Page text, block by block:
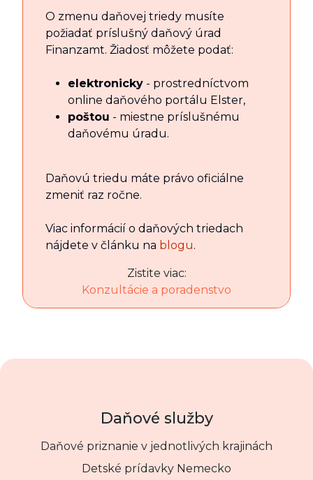
O zmenu daňovej triedy musíte
požiadať príslušný daňový úrad
Finanzamt. Žiadosť môžete podať:
elektronicky - prostredníctvom
online daňového portálu Elster,
poštou - miestne príslušnému
daňovému úradu.
Daňovú triedu máte právo oficiálne
zmeniť raz ročne.
Viac informácií o daňových triedach
nájdete v článku na blogu.
Zistite viac:
Konzultácie a poradenstvo
Daňové služby
Daňové priznanie v jednotlivých krajinách
Detské prídavky Nemecko